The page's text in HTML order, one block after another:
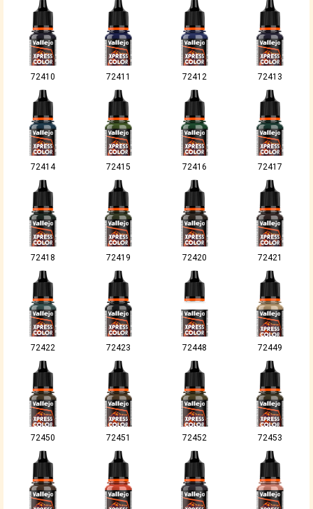
72410 72411 72412 72413
72414 72415 72416 72417
72418 72419 72420 72421
72422 72423 72448 72449
72450 72451 72452 72453